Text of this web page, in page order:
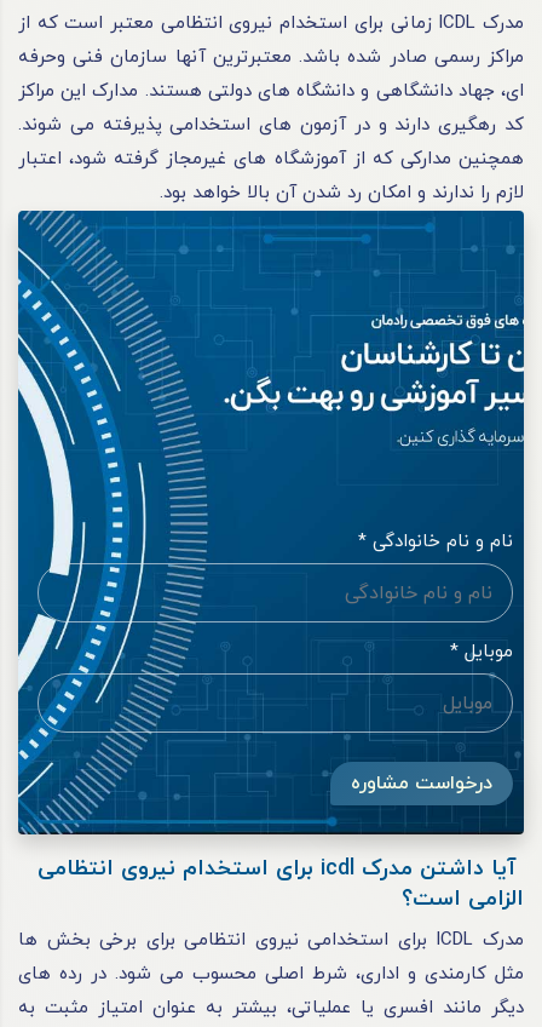
مدرک ICDL زمانی برای استخدام نیروی انتظامی معتبر است که از
مراکز رسمی صادر شده باشد. معتبرترین آنها سازمان فنی وحرفه
ای، جهاد دانشگاهی و دانشگاه های دولتی هستند. مدارک این مراکز
کد رهگیری دارند و در آزمون های استخدامی پذیرفته می شوند.
همچنین مدارکی که از آموزشگاه های غیرمجاز گرفته شود، اعتبار
لازم را ندارند و امکان رد شدن آن بالا خواهد بود.
نام و نام خانوادگی *
موبایل *
درخواست مشاوره
آیا داشتن مدرک icdl برای استخدام نیروی انتظامی
الزامی است؟
مدرک ICDL برای استخدامی نیروی انتظامی برای برخی بخش ها
مثل کارمندی و اداری، شرط اصلی محسوب می شود. در رده های
دیگر مانند افسری یا عملیاتی، بیشتر به عنوان امتیاز مثبت به